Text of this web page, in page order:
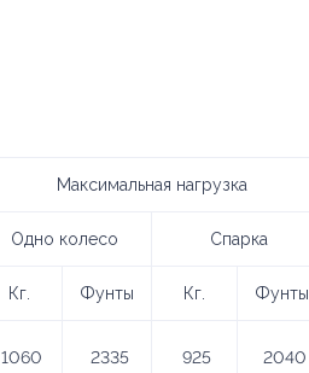
Максимальная нагрузка
Одно колесо Спарка
Кг. Фунты Кг. Фунты
1060 2335 925 2040